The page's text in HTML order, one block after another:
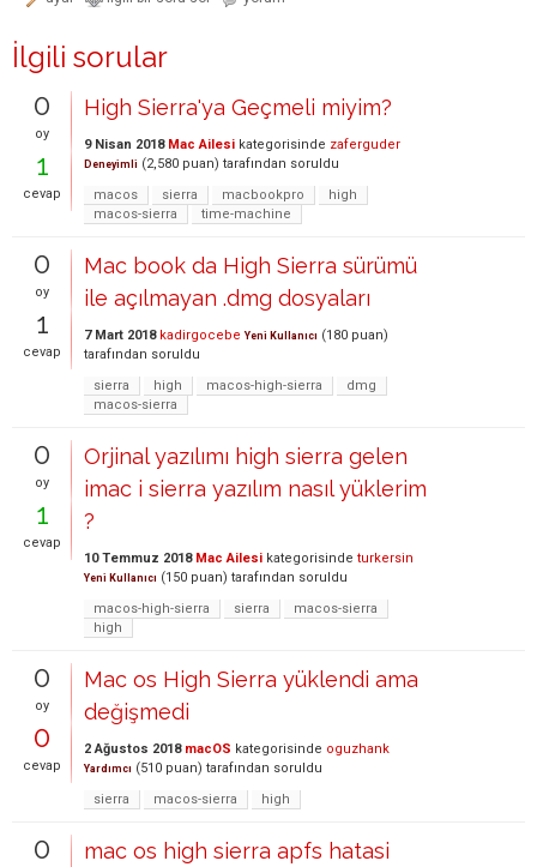
İlgili sorular
0
oy
1
cevap
High Sierra'ya Geçmeli miyim?
9 Nisan 2018 Mac Ailesi kategorisinde zaferguder
Deneyimli (2,580 puan) tarafından soruldu
macos
sierra macbookpro
high
macos-sierra
time-machine
0
oy
1
cevap
Mac book da High Sierra sürümü
ile açılmayan .dmg dosyaları
7 Mart 2018 kadirgocebe Yeni Kullanıcı (180 puan)
tarafından soruldu
sierra
high macos-high-sierra
dmg
macos-sierra
0
oy
1
cevap
Orjinal yazılımı high sierra gelen
imac i sierra yazılım nasıl yüklerim
?
10 Temmuz 2018 Mac Ailesi kategorisinde turkersin
Yeni Kullanıcı (150 puan) tarafından soruldu
macos-high-sierra
sierra
macos-sierra
high
0
oy
0
cevap
Mac os High Sierra yüklendi ama
değişmedi
2 Ağustos 2018 macOS kategorisinde oguzhank
Yardımcı (510 puan) tarafından soruldu
sierra
macos-sierra high
0 mac os high sierra apfs hatasi